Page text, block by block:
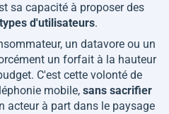
sa capacité à proposer des
d'utilisateurs.
un datavore ou un
un forfait à la hauteur
C'est cette volonté de
mobile, sans sacrifier
acteur à part dans le paysage